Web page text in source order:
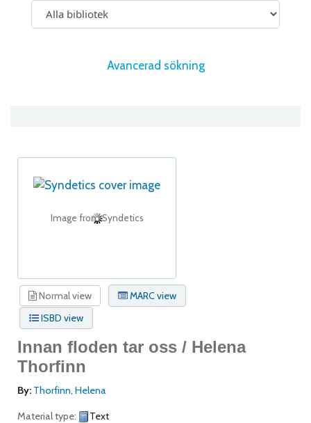
Avancerad sökning
Image from Syndetics
Normal view
MARC view
ISBD view
Innan floden tar oss / Helena
Thorfinn
By: Thorfinn, Helena
Material type:
Text